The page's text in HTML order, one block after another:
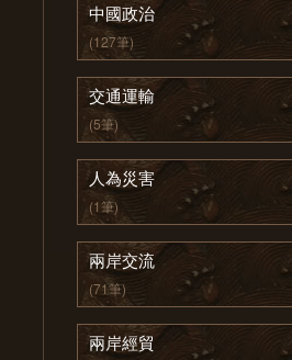
中國政治
(127筆)
交通運輸
(5筆)
人為災害
(1筆)
兩岸交流
(71筆)
兩岸經貿